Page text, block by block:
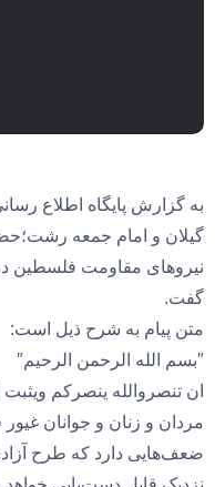
به گزارش پایگاه اطلاع
گیلان و امام جمعه
نیروهای مقاومت فلسطین
گفت.
متن پیام به شرح ذیل است:
″بسم الله الرحمن الرحیم″
‏ان تنصروالله ینصرکم ویثبت
مردان و زنان و جوانان
ضعف‌هایی دارد که طرح